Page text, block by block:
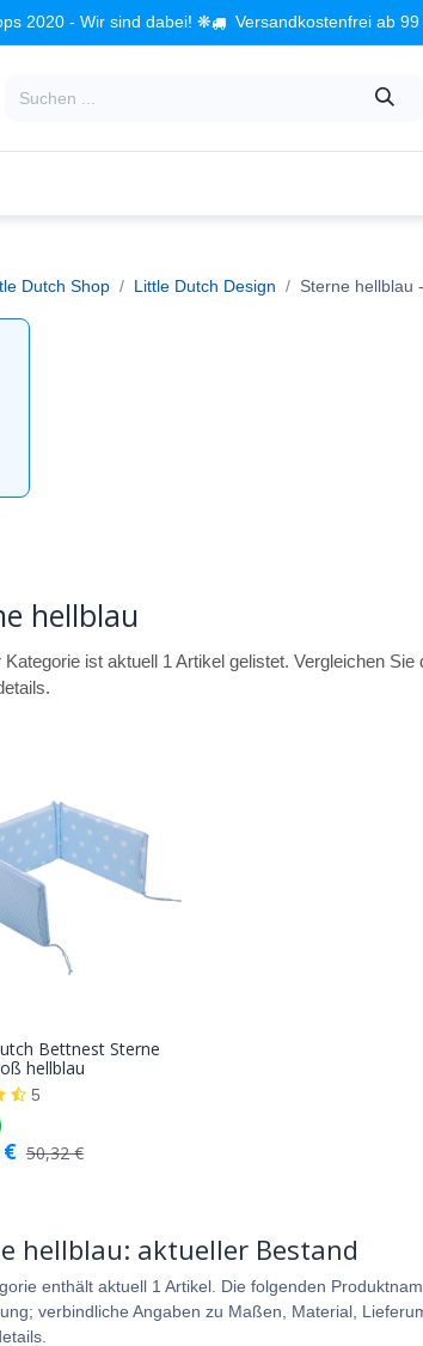
2020 - Wir sind dabei! ❋ Versandkostenfrei ab
Dutch Shop Little Dutch Design Sterne hellblau
hellblau
Kategorie ist aktuell 1 Artikel gelistet. Vergleichen
In den
Warenkorb
Bettnest Sterne
hellblau
5
50,32€
hellblau: aktueller Bestand
enthält aktuell 1 Artikel. Die folgenden
verbindliche Angaben zu Maßen, Material,